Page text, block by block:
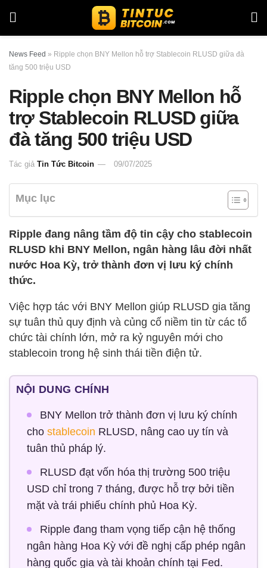
News Feed » Ripple chọn BNY Mellon hỗ trợ Stablecoin RLUSD giữa đà
tăng 500 triệu USD
Ripple chọn BNY Mellon hỗ
trợ Stablecoin RLUSD giữa
đà tăng 500 triệu USD
Tác giả Tin Tức Bitcoin 09/07/2025
Mục lục
Ripple đang nâng tầm độ tin cậy cho stablecoin
RLUSD khi BNY Mellon, ngân hàng lâu đời nhất
nước Hoa Kỳ, trở thành đơn vị lưu ký chính
thức.
Việc hợp tác với BNY Mellon giúp RLUSD gia tăng
sự tuân thủ quy định và củng cố niềm tin từ các tổ
chức tài chính lớn, mở ra kỷ nguyên mới cho
stablecoin trong hệ sinh thái tiền điện tử.
NỘI DUNG CHÍNH
BNY Mellon trở thành đơn vị lưu ký chính
cho stablecoin RLUSD, nâng cao uy tín và
tuân thủ pháp lý.
RLUSD đạt vốn hóa thị trường 500 triệu
USD chỉ trong 7 tháng, được hỗ trợ bởi tiền
mặt và trái phiếu chính phủ Hoa Kỳ.
Ripple đang tham vọng tiếp cận hệ thống
ngân hàng Hoa Kỳ với đề nghị cấp phép ngân
hàng quốc gia và tài khoản chính tại Fed.